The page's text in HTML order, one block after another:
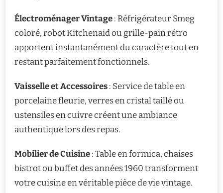
Électroménager Vintage: Réfrigérateur Smeg
coloré, robot Kitchenaid ou grille-pain rétro
apportent instantanément du caractère tout en
restant parfaitement fonctionnels.
Vaisselle et Accessoires: Service de table en
porcelaine fleurie, verres en cristal taillé ou
ustensiles en cuivre créent une ambiance
authentique lors des repas.
Mobilier de Cuisine: Table en formica, chaises
bistrot ou buffet des années 1960 transforment
votre cuisine en véritable pièce de vie vintage.